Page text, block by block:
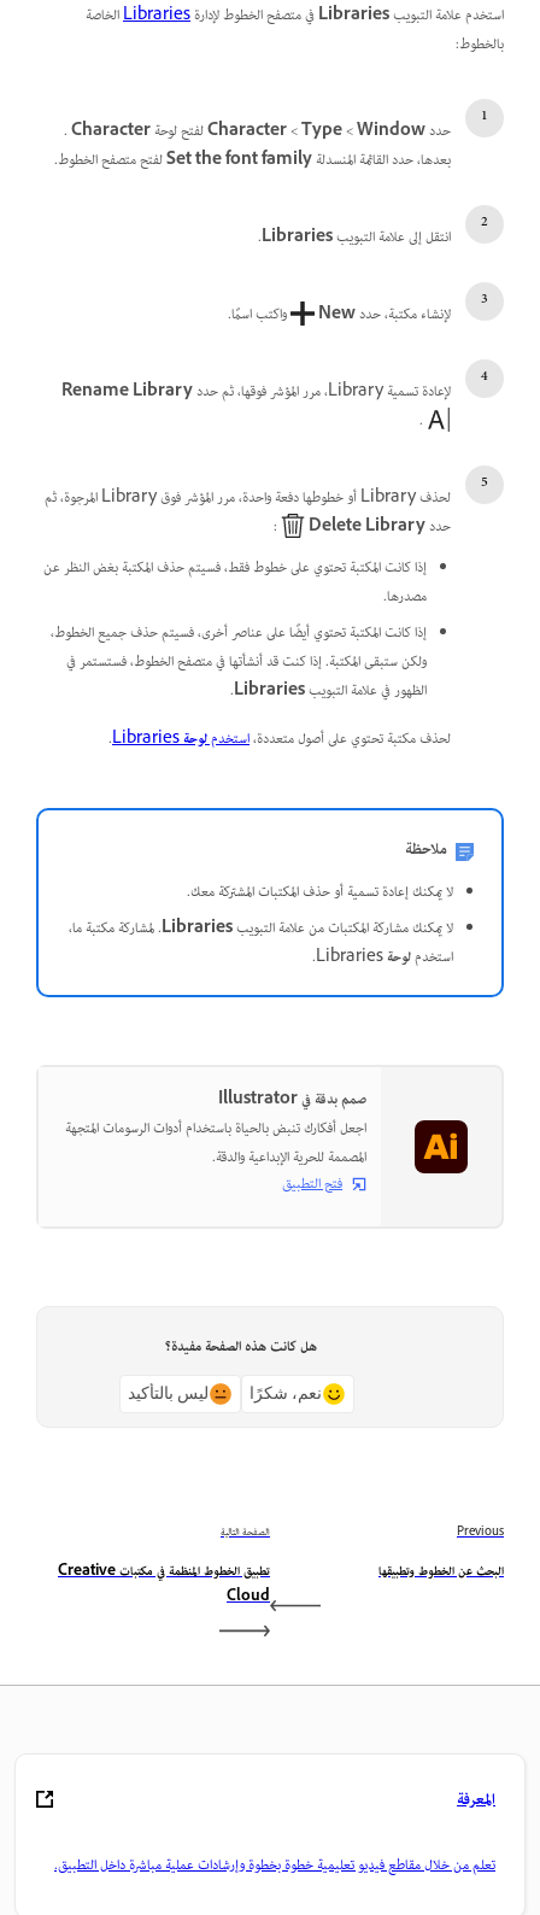
استخدم علامة التبويبLibrariesفي متصفح الخطوط لإدارةLibrariesالخاصة
بالخطوط:
حددWindow
>‏
Type
>‏
Characterلفتح لوحةCharacter
.
بعدها،حدد القائمة المنسدلةSet the font familyلفتح متصفح الخطوط.
انتقل إلى علامة التبويبLibraries
.
لإنشاء مكتبة، حددNew واكتب اسمًا.
لإعادة تسمية Library، مرر المؤشر فوقها، ثم حدد
Rename Library
.
لحذف Library أو خطوطها دفعة واحدة، مرر المؤشر فوق Library المرجوة، ثم
حددDelete Library
:
إذا كانت المكتبة تحتوي على خطوط فقط، فسيتم حذف المكتبة بغض النظر عن
مصدرها.
إذا كانت المكتبة تحتوي أيضًا على عناصر أخرى، فسيتم حذف جميع الخطوط،
ولكن ستبقى المكتبة. إذا كنت قد أنشأتها في متصفح الخطوط، فستستمر في
الظهور في علامة التبويبLibraries
.
لحذف مكتبة تحتوي على أصول متعددة،استخدملوحةLibraries
.
ملاحظة
لا يمكنك إعادة تسمية أو حذف المكتبات المشتركة معك.
لا يمكنك مشاركة المكتبات من علامة التبويبLibraries. لمشاركة مكتبة ما،
استخدملوحة
صمم بدقة في Illustrator
اجعل أفكارك تنبض بالحياة باستخدام أدوات الرسومات المتجهة
المصممة للحرية الإبداعية والدقة.
فتح التطبيق
هل كانت هذه الصفحة مفيدة؟
نعم، شكرًا ليس بالتأكيد
Previous
البحث عن الخطوط وتطبيقها
الصفحة التالية
تطبيق الخطوط المنظمة في مكتبات Creative
Cloud
المعرفة
تعلم من خلال مقاطع فيديو تعليمية خطوة بخطوة وإرشادات عملية مباشرة داخل التطبيق.